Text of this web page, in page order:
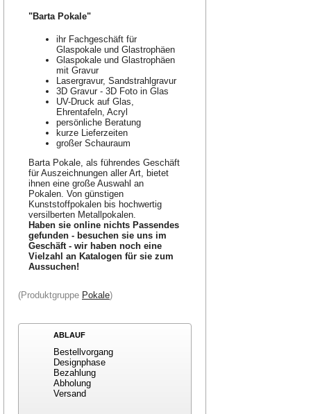
"Barta Pokale"
ihr Fachgeschäft für
Glaspokale und Glastrophäen
Glaspokale und Glastrophäen
mit Gravur
Lasergravur, Sandstrahlgravur
3D Gravur - 3D Foto in Glas
UV-Druck auf Glas,
Ehrentafeln, Acryl
persönliche Beratung
kurze Lieferzeiten
großer Schauraum
Barta Pokale, als führendes Geschäft
für Auszeichnungen aller Art, bietet
ihnen eine große Auswahl an
Pokalen. Von günstigen
Kunststoffpokalen bis hochwertig
versilberten Metallpokalen.
Haben sie online nichts Passendes
gefunden - besuchen sie uns im
Geschäft - wir haben noch eine
Vielzahl an Katalogen für sie zum
Aussuchen!
(Produktgruppe Pokale)
ABLAUF
Bestellvorgang
Designphase
Bezahlung
Abholung
Versand